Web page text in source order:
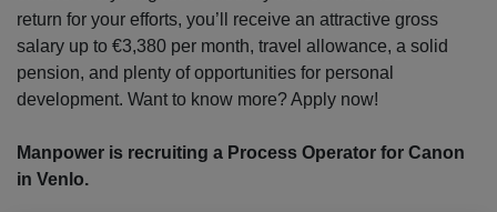
return for your efforts, you’ll receive an attractive gross
salary up to €3,380 per month, travel allowance, a solid
pension, and plenty of opportunities for personal
development. Want to know more? Apply now!
Manpower is recruiting a Process Operator for Canon
in Venlo.